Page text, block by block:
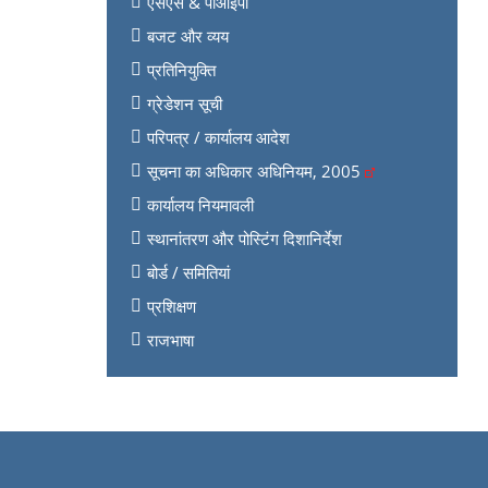
बजट और व्यय
प्रतिनियुक्ति
ग्रेडेशन सूची
परिपत्र / कार्यालय आदेश
सूचना का अधिकार अधिनियम, 2005
कार्यालय नियमावली
स्थानांतरण और पोस्टिंग दिशानिर्देश
बोर्ड / समितियां
प्रशिक्षण
राजभाषा